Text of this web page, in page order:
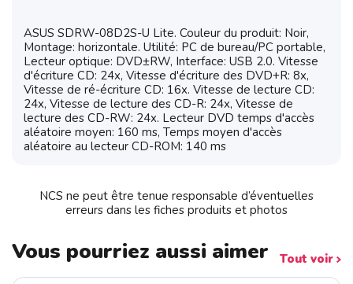
ASUS SDRW-08D2S-U Lite. Couleur du produit: Noir,
Montage: horizontale. Utilité: PC de bureau/PC portable,
Lecteur optique: DVD±RW, Interface: USB 2.0. Vitesse
d'écriture CD: 24x, Vitesse d'écriture des DVD+R: 8x,
Vitesse de ré-écriture CD: 16x. Vitesse de lecture CD:
24x, Vitesse de lecture des CD-R: 24x, Vitesse de
lecture des CD-RW: 24x. Lecteur DVD temps d'accès
aléatoire moyen: 160 ms, Temps moyen d'accès
aléatoire au lecteur CD-ROM: 140 ms
NCS ne peut être tenue responsable d’éventuelles
erreurs dans les fiches produits et photos
Vous pourriez aussi aimer Tout voir